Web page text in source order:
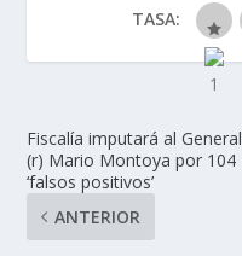
TASA:
Fiscalía imputará al General
(r) Mario Montoya por 104
‘falsos positivos’
ANTERIOR